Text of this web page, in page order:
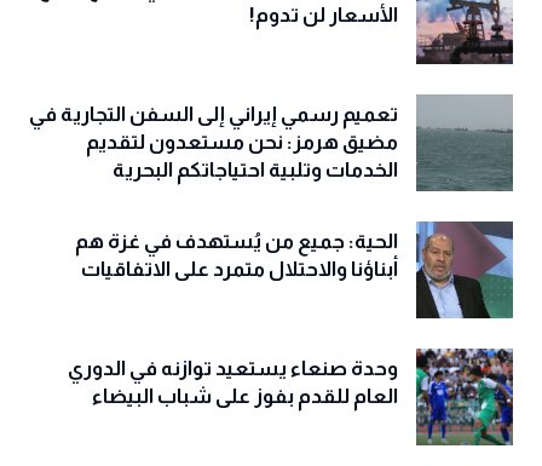
الأسعار لن تدوم!
تعميم رسمي إيراني إلى السفن التجارية في
مضيق هرمز: نحن مستعدون لتقديم
الخدمات وتلبية احتياجاتكم البحرية
الحية: جميع من يُستهدف في غزة هم
أبناؤنا والاحتلال متمرد على الاتفاقيات
وحدة صنعاء يستعيد توازنه في الدوري
العام للقدم بفوز على شباب البيضاء